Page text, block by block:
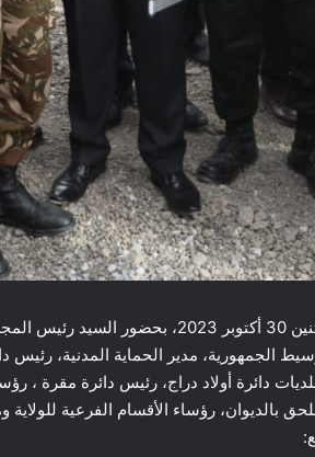
المسيلة/ قام السيد نجم الدين طيار والي الولاية اليوم الإثنين 30
وسيط الجمهورية، مدير الحماية المدنية،
دائرة أولاد دراج، رئيس دائرة مقرة ،
بالديوان، رؤساء الأقسام الفرعية للولاية